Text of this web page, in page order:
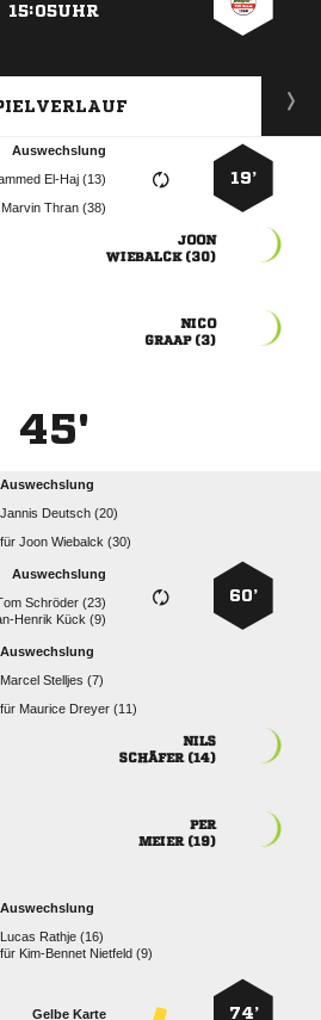
15:05UHR
19’
Auswechslung
 
  

 

 
45'
Auswechslung
  
für  
60’
Auswechslung
 
 
Auswechslung
  
für   

 

 
Auswechslung
  
für   
74’
Gelbe Karte